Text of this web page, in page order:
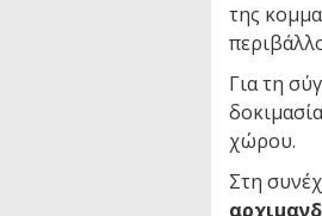
της
Για τη
χώρου.
Στη